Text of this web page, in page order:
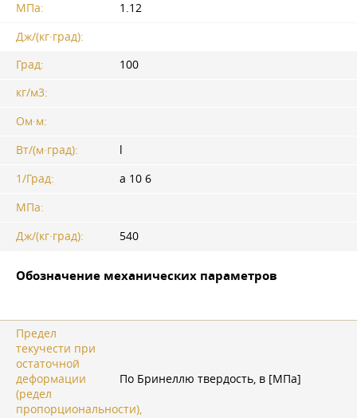
МПа:
1.12
Дж/(кг·град):
Град:
100
кг/м3:
Ом·м:
Вт/(м·град):
l
1/Град:
a 10 6
МПа:
Дж/(кг·град):
540
Обозначение механических параметров
Предел
текучести при
остаточной
деформации
(редел
пропорциональности),
По Бринеллю твердость, в [МПа]